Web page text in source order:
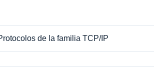
de la familia TCP/IP